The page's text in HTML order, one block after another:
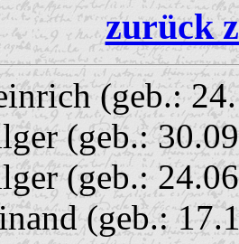
zurück
(geb.:
(geb.:
(geb.:
(geb.: